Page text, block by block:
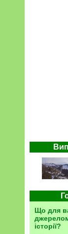
Що для
історії?